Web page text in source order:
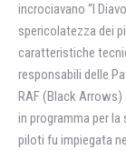
incrociavano “I
spericolatezza dei
caratteristiche
responsabili delle
RAF (Black
in programma per
piloti fu impiegata